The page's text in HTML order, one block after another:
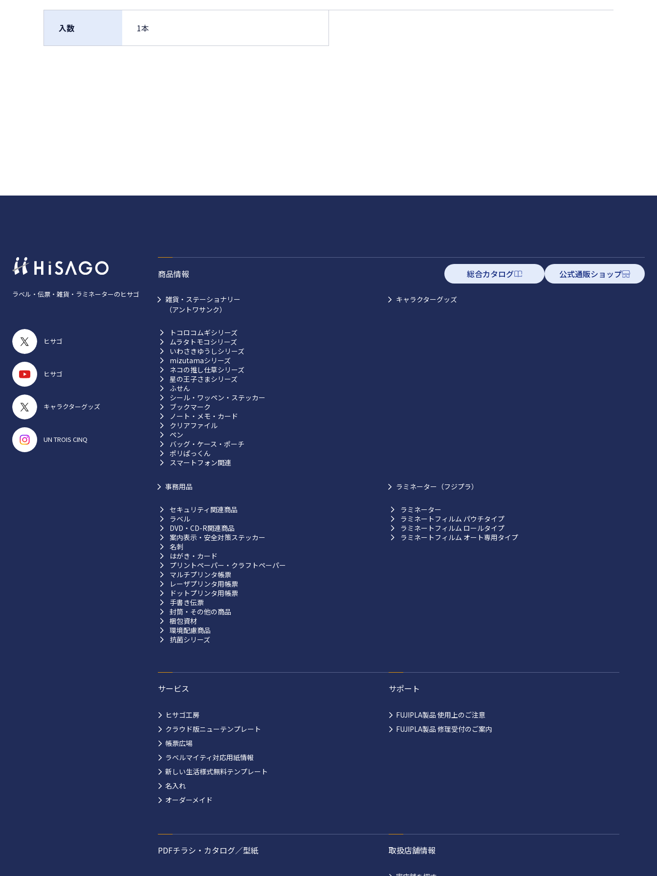
入数 1本
ラベル・伝票・雑貨・ラミネーターのヒサゴ
ヒサゴ
ヒサゴ
キャラクターグッズ
UN TROIS CINQ
商品情報 総合カタログ 公式通販ショップ
雑貨・ステーショナリー
（アントワサンク）
トコロコムギシリーズ
ムラタトモコシリーズ
いわさきゆうしシリーズ
mizutamaシリーズ
ネコの推し仕草シリーズ
星の王子さまシリーズ
ふせん
シール・ワッペン・ステッカー
ブックマーク
ノート・メモ・カード
クリアファイル
ペン
バッグ・ケース・ポーチ
ポリぱっくん
スマートフォン関連
キャラクターグッズ
事務用品
セキュリティ関連商品
ラベル
DVD・CD-R関連商品
案内表示・安全対策ステッカー
名刺
はがき・カード
プリントペーパー・クラフトペーパー
マルチプリンタ帳票
レーザプリンタ用帳票
ドットプリンタ用帳票
手書き伝票
封筒・その他の商品
梱包資材
環境配慮商品
抗菌シリーズ
ラミネーター（フジプラ）
ラミネーター
ラミネートフィルム パウチタイプ
ラミネートフィルム ロールタイプ
ラミネートフィルム オート専用タイプ
サービス
ヒサゴ工房
クラウド版ニューテンプレート
帳票広場
ラベルマイティ対応用紙情報
新しい生活様式無料テンプレート
名入れ
オーダーメイド
サポート
FUJIPLA製品 使用上のご注意
FUJIPLA製品 修理受付のご案内
PDFチラシ・カタログ／型紙 取扱店舗情報